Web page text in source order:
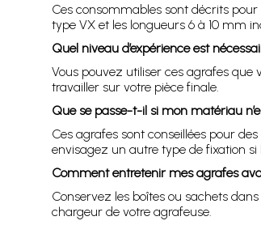
Ces consommables sont décrits pour
type VX et les longueurs 6 à 10 mm
Quel niveau d’expérience est
Vous pouvez utiliser ces agrafes
travailler sur votre pièce finale.
Que se passe-t-il si mon matériau
Ces agrafes sont conseillées pour
envisagez un autre type de fixation si
Comment entretenir mes agrafes
Conservez les boîtes ou sachets
chargeur de votre agrafeuse.